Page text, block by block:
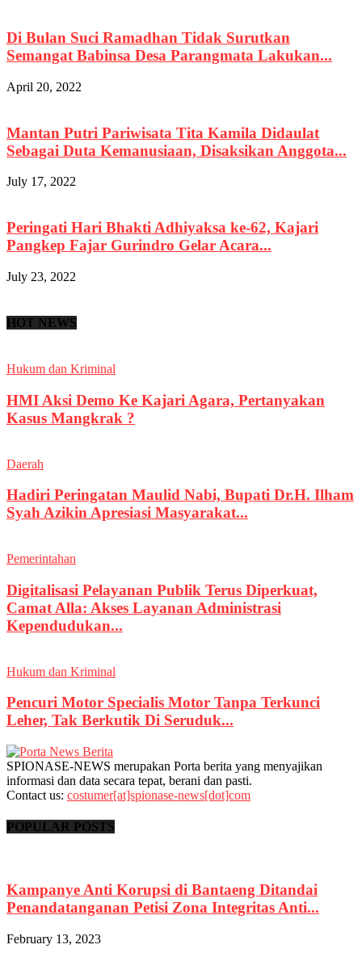
Di Bulan Suci Ramadhan Tidak Surutkan
Semangat Babinsa Desa Parangmata Lakukan...
April 20, 2022
Mantan Putri Pariwisata Tita Kamila Didaulat
Sebagai Duta Kemanusiaan, Disaksikan Anggota...
July 17, 2022
Peringati Hari Bhakti Adhiyaksa ke-62, Kajari
Pangkep Fajar Gurindro Gelar Acara...
July 23, 2022
HOT NEWS
Hukum dan Kriminal
HMI Aksi Demo Ke Kajari Agara, Pertanyakan
Kasus Mangkrak ?
Daerah
Hadiri Peringatan Maulid Nabi, Bupati Dr.H. Ilham
Syah Azikin Apresiasi Masyarakat...
Pemerintahan
Digitalisasi Pelayanan Publik Terus Diperkuat,
Camat Alla: Akses Layanan Administrasi
Kependudukan...
Hukum dan Kriminal
Pencuri Motor Specialis Motor Tanpa Terkunci
Leher, Tak Berkutik Di Seruduk...
SPIONASE-NEWS merupakan Porta berita yang menyajikan
informasi dan data secara tepat, berani dan pasti.
Contact us: costumer[at]spionase-news[dot]com
POPULAR POSTS
Kampanye Anti Korupsi di Bantaeng Ditandai
Penandatanganan Petisi Zona Integritas Anti...
February 13, 2023